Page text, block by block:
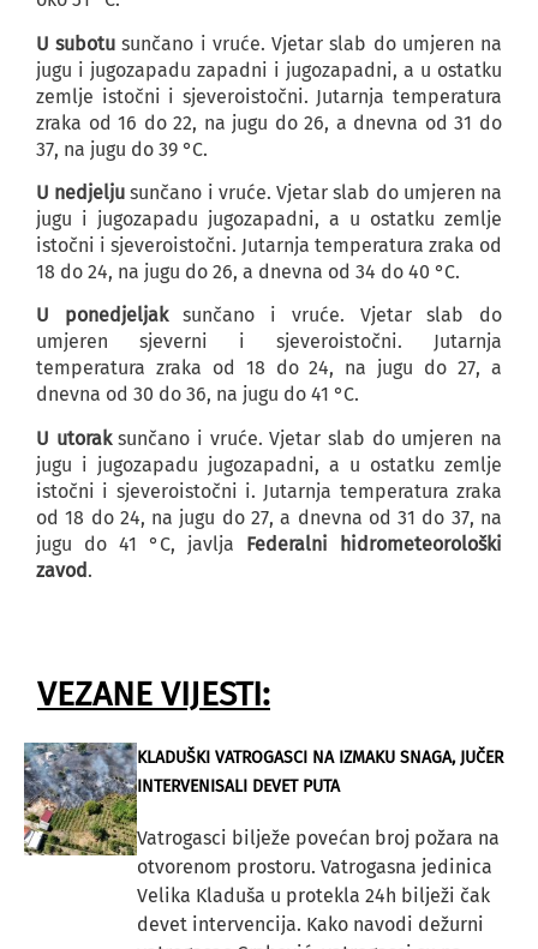
U subotu sunčano i vruće. Vjetar slab do umjeren na
jugu i jugozapadu zapadni i jugozapadni, a u ostatku
zemlje istočni i sjeveroistočni. Jutarnja temperatura
zraka od 16 do 22, na jugu do 26, a dnevna od 31 do
37, na jugu do 39 °C.
U nedjelju sunčano i vruće. Vjetar slab do umjeren na
jugu i jugozapadu jugozapadni, a u ostatku zemlje
istočni i sjeveroistočni. Jutarnja temperatura zraka od
18 do 24, na jugu do 26, a dnevna od 34 do 40 °C.
U ponedjeljaksunčano i vruće. Vjetar slab do
umjeren sjeverni i sjeveroistočni. Jutarnja
temperatura zraka od 18 do 24, na jugu do 27, a
dnevna od 30 do 36, na jugu do 41 °C.
U utoraksunčano i vruće. Vjetar slab do umjeren na
jugu i jugozapadu jugozapadni, a u ostatku zemlje
istočni i sjeveroistočni i. Jutarnja temperatura zraka
od 18 do 24, na jugu do 27, a dnevna od 31 do 37, na
jugu do 41 °C, javlja Federalni hidrometeorološki
zavod .
VEZANE VIJESTI:
KLADUŠKI VATROGASCI NA IZMAKU SNAGA, JUČER
INTERVENISALI DEVET PUTA
Vatrogasci bilježe povećan broj požara na
otvorenom prostoru. Vatrogasna jedinica
Velika Kladuša u protekla 24h bilježi čak
devet intervencija. Kako navodi dežurni